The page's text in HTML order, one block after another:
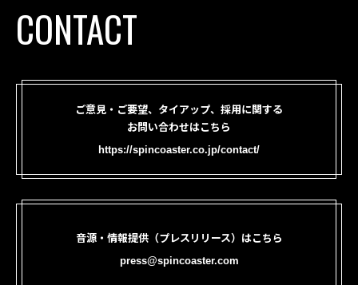
CONTACT
ご意見・ご要望、タイアップ、採用に関する
お問い合わせはこちら
https://spincoaster.co.jp/contact/
音源・情報提供（プレスリリース）はこちら
press@spincoaster.com